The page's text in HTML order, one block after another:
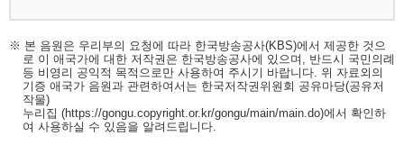
※ 본 음원은 우리부의 요청에 따라 한국방송공사(KBS)에서 제공한 것으
로 이 애국가에 대한 저작권은 한국방송공사에 있으며, 반드시 국민의례
등 비영리 공익적 목적으로만 사용하여 주시기 바랍니다. 위 자료외의
기증 애국가 음원과 관련하여서는 한국저작권위원회 공유마당(공유저
작물)
누리집 (https://gongu.copyright.or.kr/gongu/main/main.do)에서 확인하
여 사용하실 수 있음을 알려드립니다.